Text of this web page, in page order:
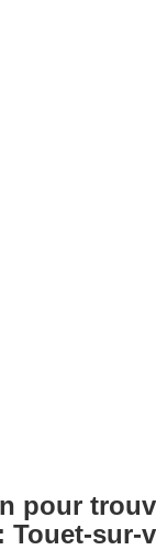
pour
Touet-sur-